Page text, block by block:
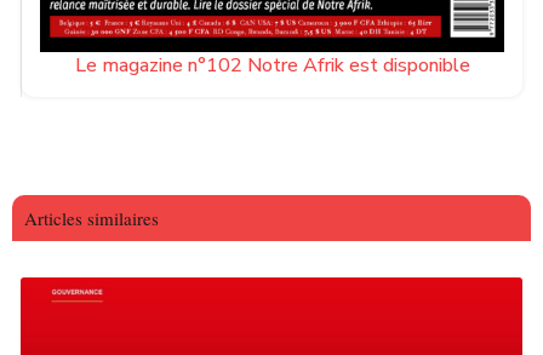
Le magazine n°102 Notre Afrik est disponible
Articles similaires